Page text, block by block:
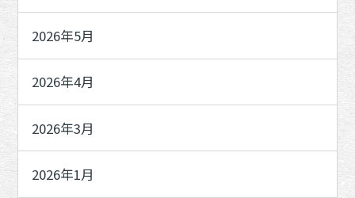
2026年5月
2026年4月
2026年3月
2026年1月